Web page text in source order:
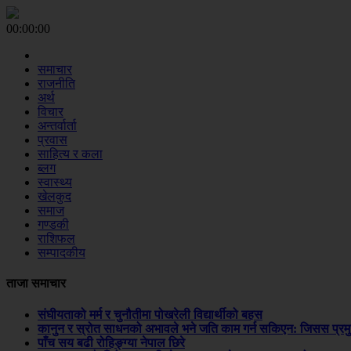
00:00:00
समाचार
राजनीति
अर्थ
विचार
अन्तर्वार्ता
प्रवास
साहित्य र कला
ब्लग
स्वास्थ्य
खेलकुद
समाज
गण्डकी
राशिफल
सम्पादकीय
ताजा समाचार
संघीयताको मर्म र चुनौतीमा पोखरेली विद्यार्थीको बहस
कानुन र स्रोत साधनको अभावले भने जति काम गर्न सकिएन: जिसस
पाँच सय बढी रोहिङ्ग्या नेपाल छिरे